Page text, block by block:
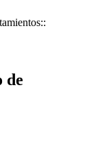
de